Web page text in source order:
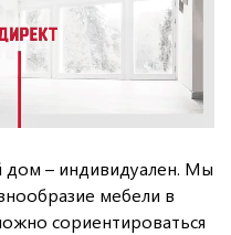
– индивидуален. Мы
мебели в
сориентироваться